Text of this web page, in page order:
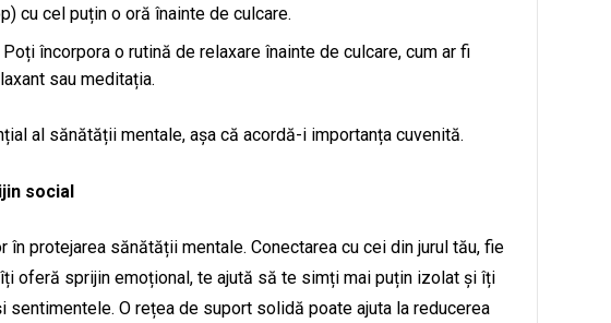
cu cel puțin o oră înainte de culcare.
Poți încorpora o rutină de relaxare înainte de culcare, cum ar fi
sau meditația.
al sănătății mentale, așa că acordă-i importanța cuvenită.
social
în protejarea sănătății mentale. Conectarea cu cei din jurul tău, fie
oferă sprijin emoțional, te ajută să te simți mai puțin izolat și îți
O rețea de suport solidă poate ajuta la reducerea